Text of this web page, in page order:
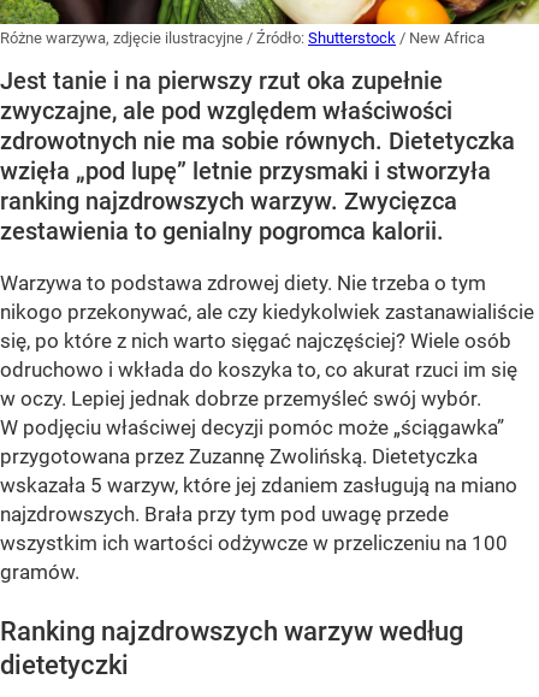
Różne warzywa, zdjęcie ilustracyjne / Źródło: Shutterstock / New Africa
Jest tanie i na pierwszy rzut oka zupełnie
zwyczajne, ale pod względem właściwości
zdrowotnych nie ma sobie równych. Dietetyczka
wzięła „pod lupę” letnie przysmaki i stworzyła
ranking najzdrowszych warzyw. Zwycięzca
zestawienia to genialny pogromca kalorii.
Warzywa to podstawa zdrowej diety. Nie trzeba o tym
nikogo przekonywać, ale czy kiedykolwiek zastanawialiście
się, po które z nich warto sięgać najczęściej? Wiele osób
odruchowo i wkłada do koszyka to, co akurat rzuci im się
w oczy. Lepiej jednak dobrze przemyśleć swój wybór.
W podjęciu właściwej decyzji pomóc może „ściągawka”
przygotowana przez Zuzannę Zwolińską. Dietetyczka
wskazała 5 warzyw, które jej zdaniem zasługują na miano
najzdrowszych. Brała przy tym pod uwagę przede
wszystkim ich wartości odżywcze w przeliczeniu na 100
gramów.
Ranking najzdrowszych warzyw według
dietetyczki